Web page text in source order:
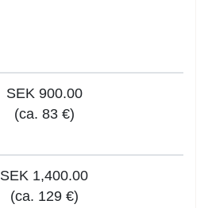
SEK 900.00
(ca. 83 €)
SEK 1,400.00
(ca. 129 €)